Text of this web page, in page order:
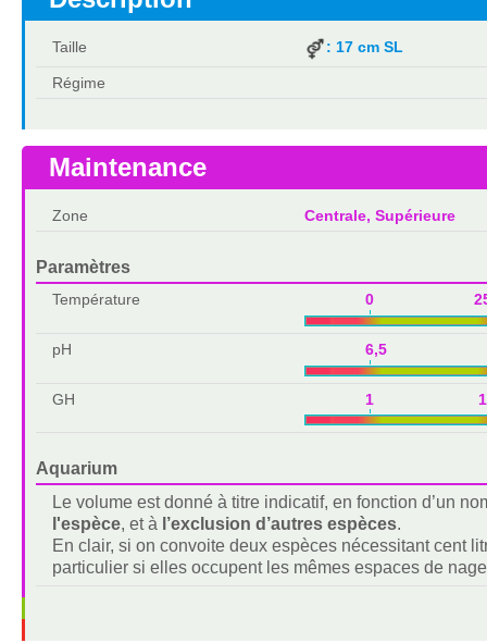
Taille : 17 cm SL
Régime
Maintenance
Zone Centrale, Supérieure
Paramètres
Température 0
pH 6,5
GH 1
Aquarium
Le volume est donné à titre indicatif, en fonction d’un
l'espèce, et à l’exclusion d’autres espèces.
En clair, si on convoite deux espèces nécessitant cent
particulier si elles occupent les mêmes espaces de